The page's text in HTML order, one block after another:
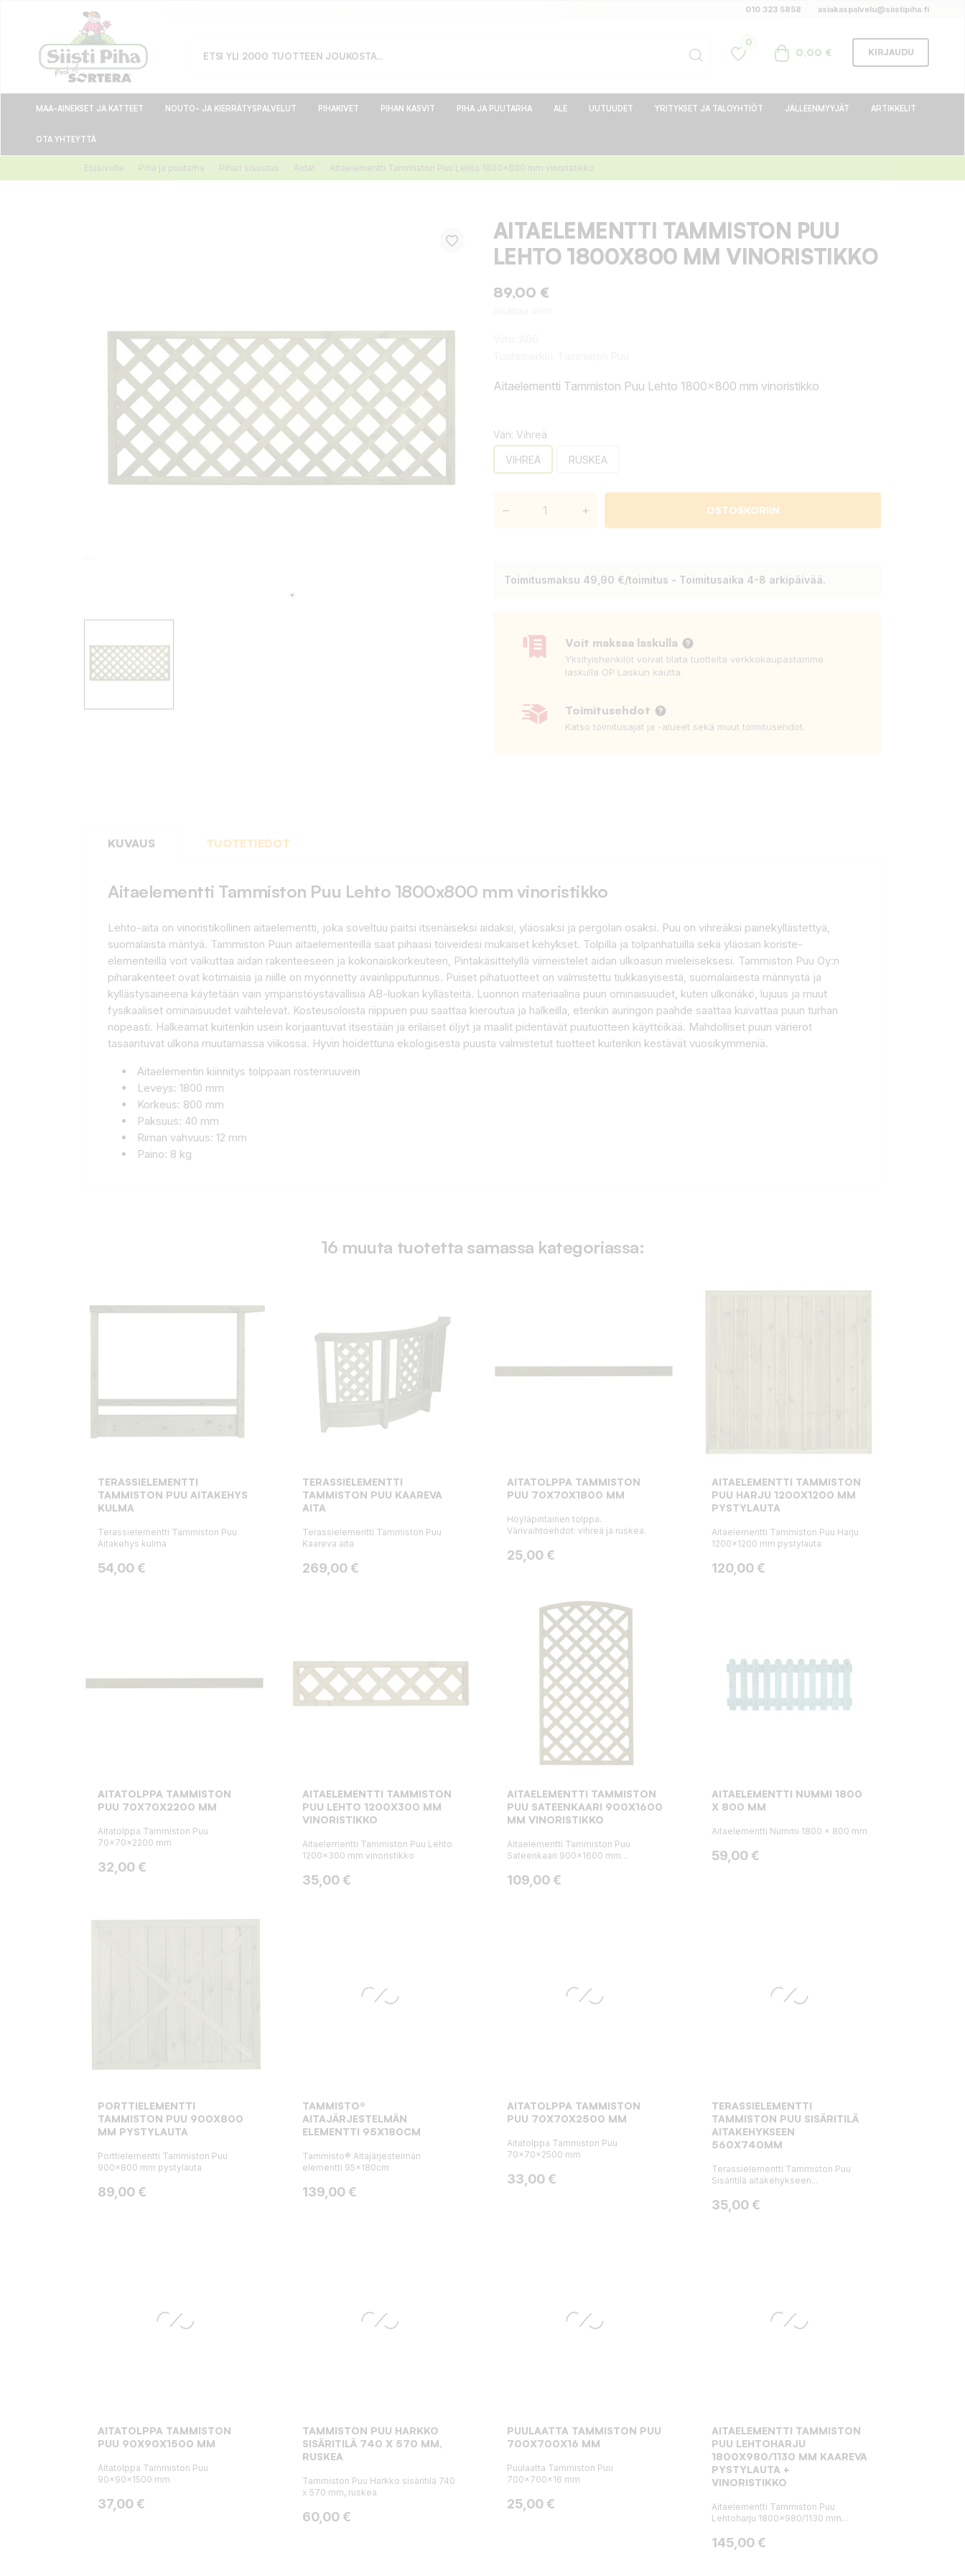
010 323 5858 asiakaspalvelu@siistipiha.fi
0
0,00 € KIRJAUDU
MAA-AINEKSET JA KATTEET NOUTO- JA KIERRÄTYSPALVELUT PIHAKIVET PIHAN KASVIT PIHA JA PUUTARHA ALE UUTUUDET YRITYKSET JA TALOYHTIÖT JÄLLEENMYYJÄT ARTIKKELIT
OTA YHTEYTTÄ
Etusivulle Piha ja puutarha Pihan sisustus Aidat Aitaelementti Tammiston Puu Lehto 1800x800 mm vinoristikko
AITAELEMENTTI TAMMISTON PUU
LEHTO 1800X800 MM VINORISTIKKO
89,00 €
Aitaelementti Tammiston Puu Lehto 1800x800 mm vinoristikko
Väri: Vihreä
VIHREÄ RUSKEA
– + OSTOSKORIIN
Toimitusmaksu 49,90 €/toimitus - Toimitusaika 4-8 arkipäivää.
Voit maksaa laskulla
Yksityishenkilöt voivat tilata tuotteita verkkokaupastamme
laskulla OP Laskun kautta.
Toimitusehdot
Katso toimitusajat ja -alueet sekä muut toimitusehdot.
KUVAUS TUOTETIEDOT
Aitaelementti Tammiston Puu Lehto 1800x800 mm vinoristikko
Lehto-aita on vinoristikollinen aitaelementti, joka soveltuu paitsi itsenäiseksi aidaksi, yläosaksi ja pergolan osaksi. Puu on vihreäksi painekyllästettyä,
suomalaista mäntyä. Tammiston Puun aitaelementeillä saat pihaasi toiveidesi mukaiset kehykset. Tolpilla ja tolpanhatuilla sekä yläosan koriste-
elementeillä voit vaikuttaa aidan rakenteeseen ja kokonaiskorkeuteen, Pintakäsittelyllä viimeistelet aidan ulkoasun mieleiseksesi. Tammiston Puu Oy:n
piharakenteet ovat kotimaisia ja niille on myönnetty avainlipputunnus. Puiset pihatuotteet on valmistettu tiukkasyisestä, suomalaisesta männystä ja
kyllästysaineena käytetään vain ympäristöystävällisiä AB-luokan kyllästeitä. Luonnon materiaalina puun ominaisuudet, kuten ulkonäkö, lujuus ja muut
fysikaaliset ominaisuudet vaihtelevat. Kosteusoloista riippuen puu saattaa kieroutua ja halkeilla, etenkin auringon paahde saattaa kuivattaa puun turhan
nopeasti. Halkeamat kuitenkin usein korjaantuvat itsestään ja erilaiset öljyt ja maalit pidentävät puutuotteen käyttöikää. Mahdolliset puun värierot
tasaantuvat ulkona muutamassa viikossa. Hyvin hoidettuna ekologisesta puusta valmistetut tuotteet kuitenkin kestävät vuosikymmeniä.
Aitaelementin kiinnitys tolppaan rosteriruuvein
Leveys: 1800 mm
Korkeus: 800 mm
Paksuus: 40 mm
Riman vahvuus: 12 mm
Paino: 8 kg
16 muuta tuotetta samassa kategoriassa:
TERASSIELEMENTTI
TAMMISTON PUU AITAKEHYS
KULMA
Terassielementti Tammiston Puu
Aitakehys kulma
Hinta
54,00 €
TERASSIELEMENTTI
TAMMISTON PUU KAAREVA
AITA
Terassielementti Tammiston Puu
Kaareva aita
Hinta
269,00 €
AITATOLPPA TAMMISTON
PUU 70X70X1800 MM
Höyläpintainen tolppa.
Värivaihtoehdot: vihreä ja ruskea.
Hinta
25,00 €
AITAELEMENTTI TAMMISTON
PUU HARJU 1200X1200 MM
PYSTYLAUTA
Aitaelementti Tammiston Puu Harju
1200x1200 mm pystylauta
Hinta
120,00 €
AITATOLPPA TAMMISTON
PUU 70X70X2200 MM
Aitatolppa Tammiston Puu
70x70x2200 mm
Hinta
32,00 €
AITAELEMENTTI TAMMISTON
PUU LEHTO 1200X300 MM
VINORISTIKKO
Aitaelementti Tammiston Puu Lehto
1200x300 mm vinoristikko
Hinta
35,00 €
AITAELEMENTTI TAMMISTON
PUU SATEENKAARI 900X1600
MM VINORISTIKKO
Aitaelementti Tammiston Puu
Sateenkaari 900x1600 mm...
Hinta
109,00 €
AITAELEMENTTI NUMMI 1800
X 800 MM
Aitaelementti Nummi 1800 x 800 mm
Hinta
59,00 €
PORTTIELEMENTTI
TAMMISTON PUU 900X800
MM PYSTYLAUTA
Porttielementti Tammiston Puu
900x800 mm pystylauta
Hinta
89,00 €
TAMMISTO®
AITAJÄRJESTELMÄN
ELEMENTTI 95X180CM
Tammisto® Aitajärjestelmän
elementti 95x180cm
Hinta
139,00 €
AITATOLPPA TAMMISTON
PUU 70X70X2500 MM
Aitatolppa Tammiston Puu
70x70x2500 mm
Hinta
33,00 €
TERASSIELEMENTTI
TAMMISTON PUU SISÄRITILÄ
AITAKEHYKSEEN
560X740MM
Terassielementti Tammiston Puu
Sisäritilä aitakehykseen...
Hinta
35,00 €
AITATOLPPA TAMMISTON
PUU 90X90X1500 MM
Aitatolppa Tammiston Puu
90x90x1500 mm
Hinta
37,00 €
TAMMISTON PUU HARKKO
SISÄRITILÄ 740 X 570 MM,
RUSKEA
Tammiston Puu Harkko sisäritilä 740
x 570 mm, ruskea
Hinta
60,00 €
PUULAATTA TAMMISTON PUU
700X700X16 MM
Puulaatta Tammiston Puu
700x700x16 mm
Hinta
25,00 €
AITAELEMENTTI TAMMISTON
PUU LEHTOHARJU
1800X980/1130 MM KAAREVA
PYSTYLAUTA +
VINORISTIKKO
Aitaelementti Tammiston Puu
Lehtoharju 1800x980/1130 mm...
Hinta
145,00 €